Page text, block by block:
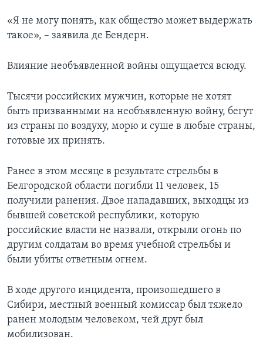
«Я не могу понять, как общество может выдержать
такое», – заявила де Бендерн.
Влияние необъявленной войны ощущается всюду.
Тысячи российских мужчин, которые не хотят
быть призванными на необъявленную войну, бегут
из страны по воздуху, морю и суше в любые страны,
готовые их принять.
Ранее в этом месяце в результате стрельбы в
Белгородской области погибли 11 человек, 15
получили ранения. Двое нападавших, выходцы из
бывшей советской республики, которую
российские власти не назвали, открыли огонь по
другим солдатам во время учебной стрельбы и
были убиты ответным огнем.
В ходе другого инцидента, произошедшего в
Сибири, местный военный комиссар был тяжело
ранен молодым человеком, чей друг был
мобилизован.